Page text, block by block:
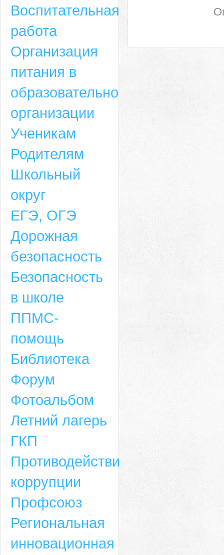
6-49, электронный адрес: aja_70@mail.ru
Адрес
6-49, электронный адрес: aja_70@mail.ru
Воспитательная
работа
Организация
питания в
образовательной
организации
Ученикам
Родителям
Школьный
округ
ЕГЭ, ОГЭ
Дорожная
безопасность
Безопасность
в школе
ППМС-
помощь
Библиотека
Форум
Фотоальбом
Летний лагерь
ГКП
Противодействие
коррупции
Профсоюз
Региональная
инновационная